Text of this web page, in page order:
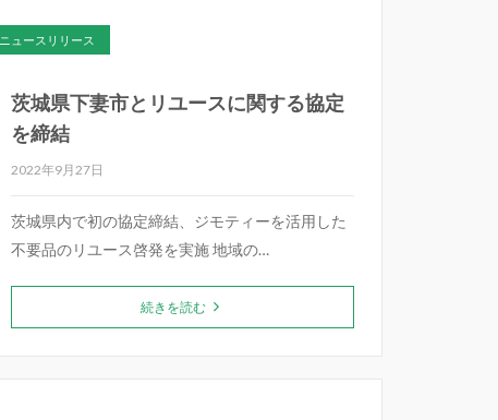
ニュースリリース
茨城県下妻市とリユースに関する協定
を締結
2022年9月27日
茨城県内で初の協定締結、ジモティーを活用した
不要品のリユース啓発を実施 地域の…
続きを読む